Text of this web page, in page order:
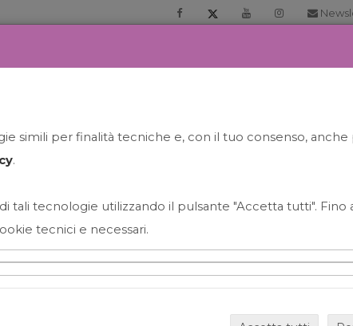
simili per finalità tecniche e, con il tuo consenso,
.
tali tecnologie utilizzando il pulsante "Accetta tutti". Fino
tecnici e necessari.